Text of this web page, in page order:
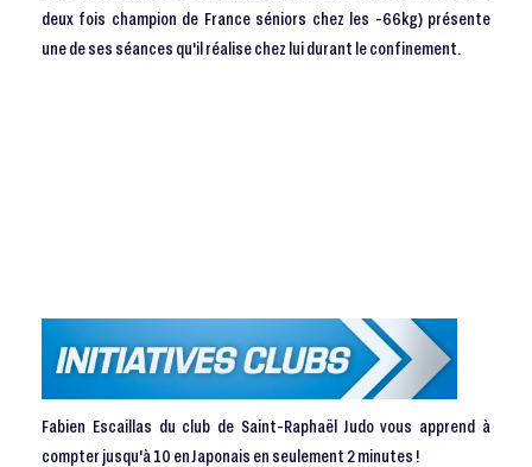
deux fois champion de France séniors chez les -66kg) présente
une de ses séances qu'il réalise chez lui durant le confinement.
Fabien Escaillas du club de Saint-Raphaël Judo vous apprend à
compter jusqu'à 10 en Japonais en seulement 2 minutes !